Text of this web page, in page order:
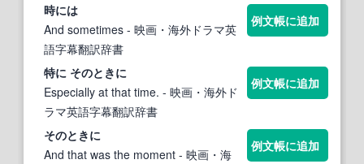
時には
And sometimes - 映画・海外ドラマ英
語字幕翻訳辞書
例文帳に追加
特に そのときに
Especially at that time. - 映画・海外ド
ラマ英語字幕翻訳辞書
例文帳に追加
そのときに
And that was the moment - 映画・海
例文帳に追加